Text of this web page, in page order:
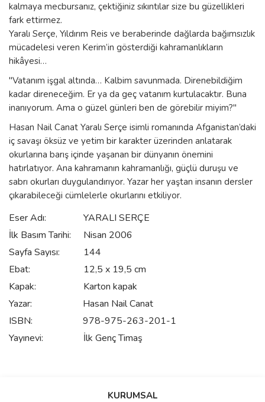
kalmaya mecbursanız, çektiğiniz sıkıntılar size bu güzellikleri
fark ettirmez.
Yaralı Serçe, Yıldırım Reis ve beraberinde dağlarda bağımsızlık
mücadelesi veren Kerim’in gösterdiği kahramanlıkların
hikâyesi…
"Vatanım işgal altında… Kalbim savunmada. Direnebildiğim
kadar direneceğim. Er ya da geç vatanım kurtulacaktır. Buna
inanıyorum. Ama o güzel günleri ben de görebilir miyim?"
Hasan Nail Canat Yaralı Serçe isimli romanında Afganistan’daki
iç savaşı öksüz ve yetim bir karakter üzerinden anlatarak
okurlarına barış içinde yaşanan bir dünyanın önemini
hatırlatıyor. Ana kahramanın kahramanlığı, güçlü duruşu ve
sabrı okurları duygulandırıyor. Yazar her yaştan insanın dersler
çıkarabileceği cümlelerle okurlarını etkiliyor.
Eser Adı:
YARALI SERÇE
İlk Basım Tarihi:
Nisan 2006
Sayfa Sayısı:
144
Ebat:
12,5 x 19,5 cm
Kapak:
Karton kapak
Yazar:
Hasan Nail Canat
ISBN:
978-975-263-201-1
Yayınevi:
İlk Genç Timaş
Bu ürüne ilk yorumu siz yapın!
KURUMSAL